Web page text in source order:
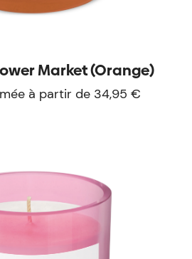
Market (Orange)
à partir de 34,95 €